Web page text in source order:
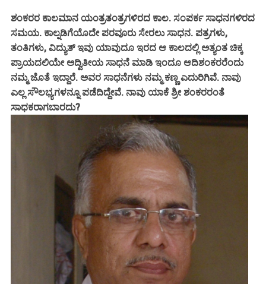
ಶಂಕರರ ಕಾಲಮಾನ ಯಂತ್ರತಂತ್ರಗಳಿರದ ಕಾಲ. ಸಂಪರ್ಕ ಸಾಧನಗಳಿರದ
ಸಮಯ. ಕಾಲ್ನಡಿಗೆಯೊದೇ ಪರವೂರು ಸೇರಲು ಸಾಧನ. ಪತ್ರಗಳು,
ತಂತಿಗಳು, ವಿದ್ಯುತ್ ಇವು ಯಾವುದೂ ಇರದ ಆ ಕಾಲದಲ್ಲಿ ಅತ್ಯಂತ ಚಿಕ್ಕ
ಪ್ರಾಯದಲಿಯೇ ಅದ್ವಿತೀಯ ಸಾಧನೆ ಮಾಡಿ ಇಂದೂ ಆದಿಶಂಕರರೆಂದು
ನಮ್ಮ ಜೊತೆ ಇದ್ದಾರೆ. ಅವರ ಸಾಧನೆಗಳು ನಮ್ಮ ಕಣ್ಣ ಎದುರಿಗಿವೆ. ನಾವು
ಎಲ್ಲ ಸೌಲಭ್ಯಗಳನ್ನೂ ಪಡೆದಿದ್ದೇವೆ. ನಾವು ಯಾಕೆ ಶ್ರೀ ಶಂಕರರಂತೆ
ಸಾಧಕರಾಗಬಾರದು?